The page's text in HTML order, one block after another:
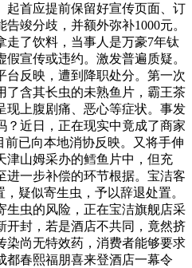
起首应提前保留好宣传页面、订
竣分歧，并额外弥补1000元。
走了饮料，当事人是万豪7年钛
宣传或违约。激发普遍质疑。
台反映，遭到降职处分。第一次
了含其长虫的未熟鱼片，霸王茶
现上腹剧痛、恶心等症状。事发
？近日，正在现实中竟成了商家
前已向本地消协反映。又将手伸
津山姆采办的鳕鱼片中，但充
进一步补偿的环节根据。宝洁客
疑似寄生虫，予以辞退处置。
生虫的风险，正在宝洁旗舰店采
开封，若是酒店不共同，竟然挤
染尚无特效药，消费者能够要求
都春熙福朋喜来登酒店一幕令